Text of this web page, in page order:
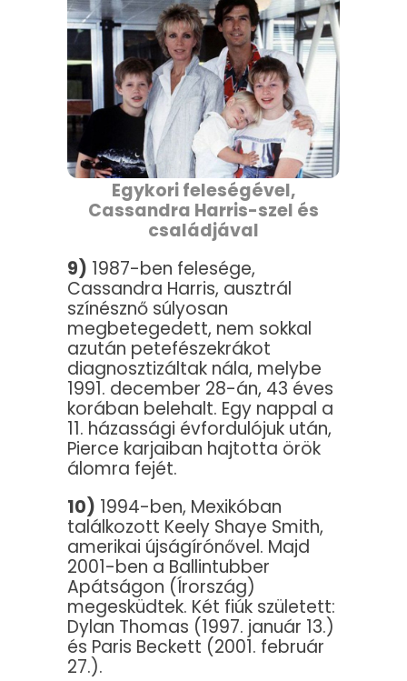
Egykori feleségével,
Cassandra Harris-szel és
családjával
9) 1987-ben felesége,
Cassandra Harris, ausztrál
színésznő súlyosan
megbetegedett, nem sokkal
azután petefészekrákot
diagnosztizáltak nála, melybe
1991. december 28-án, 43 éves
korában belehalt. Egy nappal a
11. házassági évfordulójuk után,
Pierce karjaiban hajtotta örök
álomra fejét.
10) 1994-ben, Mexikóban
találkozott Keely Shaye Smith,
amerikai újságírónővel. Majd
2001-ben a Ballintubber
Apátságon (Írország)
megesküdtek. Két fiúk született:
Dylan Thomas (1997. január 13.)
és Paris Beckett (2001. február
27.).